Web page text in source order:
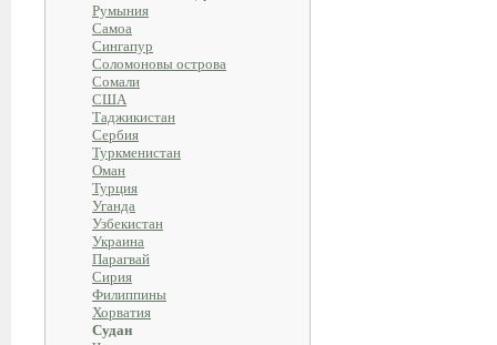
Румыния
Самоа
Сингапур
Соломоновы острова
Сомали
США
Таджикистан
Сербия
Туркменистан
Оман
Турция
Уганда
Узбекистан
Украина
Парагвай
Сирия
Филиппины
Хорватия
Судан